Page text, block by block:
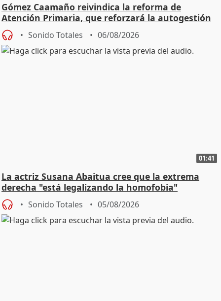
Gómez Caamaño reivindica la reforma de
Atención Primaria, que reforzará la autogestión
Sonido Totales 06/08/2026
01:41
La actriz Susana Abaitua cree que la extrema
derecha "está legalizando la homofobia"
Sonido Totales 05/08/2026